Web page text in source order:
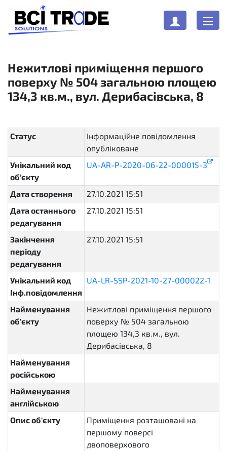
Нежитлові приміщення першого
поверху № 504 загальною площею
134,3 кв.м., вул. Дерибасівська, 8
Статус
Інформаційне повідомлення
опубліковане
Унікальний код
об’єкту
UA-AR-P-2020-06-22-000015-3
Дата створення
27.10.2021 15:51
Дата останнього
редагування
27.10.2021 15:51
Закінчення
періоду
редагування
27.10.2021 15:51
Унікальний код
Інф.повідомлення
UA-LR-SSP-2021-10-27-000022-1
Найменування
об'єкту
Нежитлові приміщення першого
поверху № 504 загальною
площею 134,3 кв.м., вул.
Дерибасівська, 8
Найменування
російською
Найменування
англійською
Опис об'єкту
Приміщення розташовані на
першому поверсі
двоповерхового